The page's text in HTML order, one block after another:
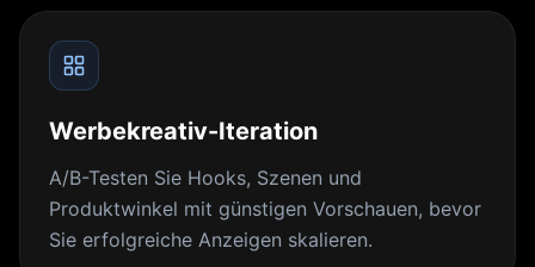
Werbekreativ-Iteration
A/B-Testen Sie Hooks, Szenen und
Produktwinkel mit günstigen Vorschauen, bevor
Sie erfolgreiche Anzeigen skalieren.